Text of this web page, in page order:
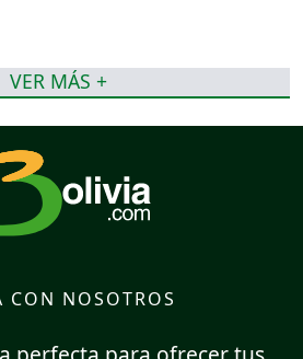
VER MÁS +
CON NOSOTROS